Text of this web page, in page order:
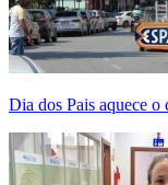
Dia dos Pais aquece o